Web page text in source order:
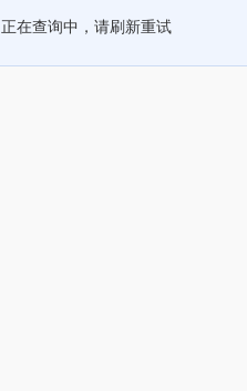
正在查询中，请刷新重试